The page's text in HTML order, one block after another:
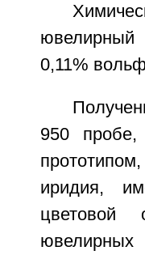
ювелирный
0,11%
950 пробе,
иридия,
цветовой